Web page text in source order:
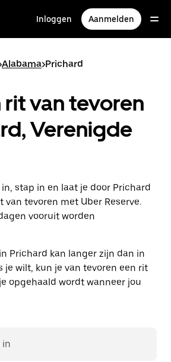
Inloggen Aanmelden
Alabama>Prichard
rit van tevoren
Verenigde
stap in en laat je door Prichard
van tevoren met Uber Reserve.
vooruit worden
Prichard kan langer zijn dan in
je wilt, kun je van tevoren een rit
opgehaald wordt wanneer jou
in